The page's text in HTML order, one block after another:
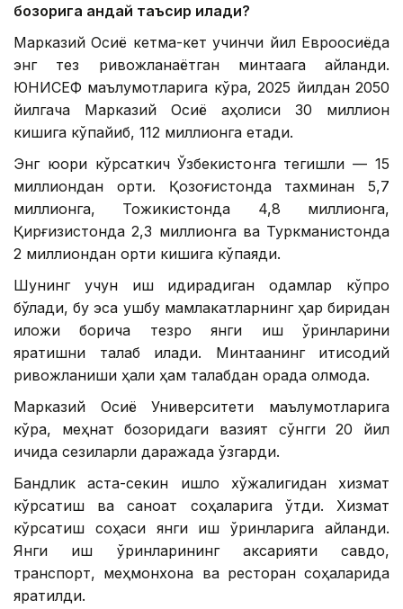
бозорига қандай таъсир қилади?
Марказий Осиё кетма-кет учинчи йил Евроосиёда
энг тез ривожланаётган минтақага айланди.
ЮНИCEФ маълумотларига кўра, 2025 йилдан 2050
йилгача Марказий Осиё аҳолиси 30 миллион
кишига кўпайиб, 112 миллионга етади.
Энг юқори кўрсаткич Ўзбекистонга тегишли — 15
миллиондан ортиқ. Қозоғистонда тахминан 5,7
миллионга, Тожикистонда 4,8 миллионга,
Қирғизистонда 2,3 миллионга ва Туркманистонда
2 миллиондан ортиқ кишига кўпаяди.
Шунинг учун иш қидирадиган одамлар кўпроқ
бўлади, бу эса ушбу мамлакатларнинг ҳар биридан
иложи борича тезроқ янги иш ўринларини
яратишни талаб қилади. Минтақанинг иқтисодий
ривожланиши ҳали ҳам талабдан орқада қолмоқда.
Марказий Осиё Университети маълумотларига
кўра, меҳнат бозоридаги вазият сўнгги 20 йил
ичида сезиларли даражада ўзгарди.
Бандлик аста-секин қишлоқ хўжалигидан хизмат
кўрсатиш ва саноат соҳаларига ўтди. Хизмат
кўрсатиш соҳаси янги иш ўринларига айланди.
Янги иш ўринларининг аксарияти савдо,
транспорт, меҳмонхона ва ресторан соҳаларида
яратилди.